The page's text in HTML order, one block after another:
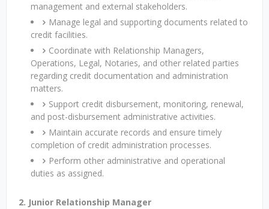
management and external stakeholders.
Manage legal and supporting documents related to
credit facilities.
Coordinate with Relationship Managers,
Operations, Legal, Notaries, and other related parties
regarding credit documentation and administration
matters.
Support credit disbursement, monitoring, renewal,
and post-disbursement administrative activities.
Maintain accurate records and ensure timely
completion of credit administration processes.
Perform other administrative and operational
duties as assigned.
2. Junior Relationship Manager